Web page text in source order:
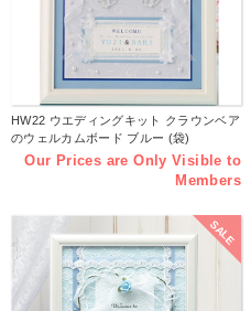
HW22 ウエディングキット クラウンベア
のウェルカムボード ブルー (袋)
Our Prices are Only Visible to
Members
SALE